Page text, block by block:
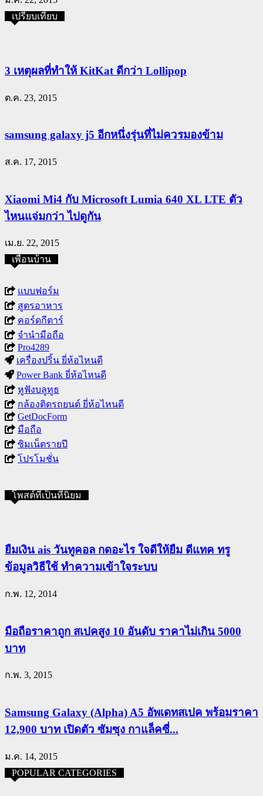
เปรียบเทียบ
3 เหตุผลที่ทำให้ KitKat ดีกว่า Lollipop
ต.ค. 23, 2015
samsung galaxy j5 อีกหนึ่งรุ่นที่ไม่ควรมองข้าม
ส.ค. 17, 2015
Xiaomi Mi4 กับ Microsoft Lumia 640 XL LTE ตัว
ไหนแจ่มกว่า ไปดูกัน
เม.ย. 22, 2015
เพื่อนบ้าน
แบบฟอร์ม
สูตรอาหาร
คอร์ดกีตาร์
จำนำมือถือ
Pro4289
เครื่องปริ้น ยี่ห้อไหนดี
Power Bank ยี่ห้อไหนดี
หูฟังบลูทูธ
กล้องติดรถยนต์ ยี่ห้อไหนดี
GetDocForm
มือถือ
ซิมเน็ตรายปี
โปรโมชั่น
โพสต์ที่เป็นที่นิยม
ยืมเงิน ais วันทูคอล กดอะไร ใจดีให้ยืม ดีแทค ทรู
ข้อมูลวิธีใช้ ทำความเข้าใจระบบ
ก.พ. 12, 2014
มือถือราคาถูก สเปคสูง 10 อันดับ ราคาไม่เกิน 5000
บาท
ก.พ. 3, 2015
Samsung Galaxy (Alpha) A5 อัพเดทสเปค พร้อมราคา
12,900 บาท เปิดตัว ซัมซุง กาแล็คซี่...
ม.ค. 14, 2015
POPULAR CATEGORIES